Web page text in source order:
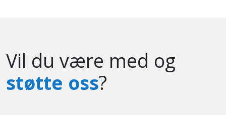
Vil du være med og
støtte oss?